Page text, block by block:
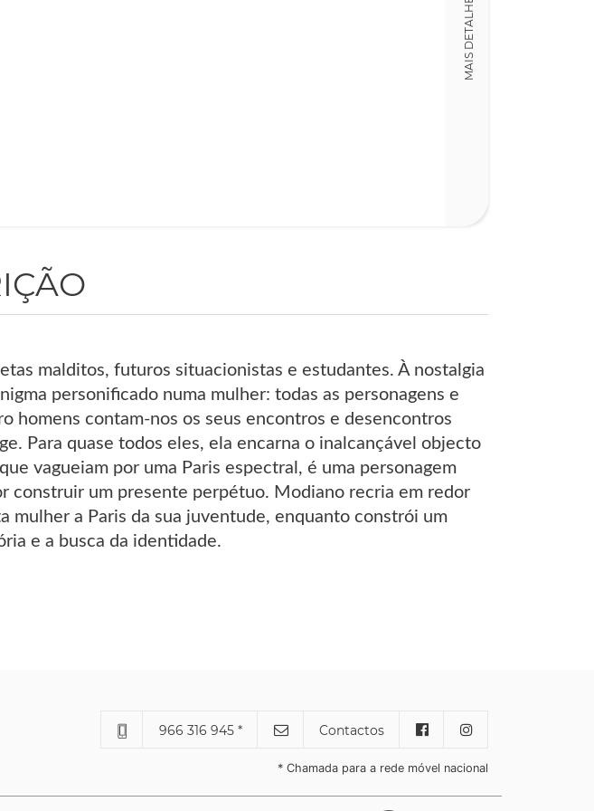
MAIS DETALHES
malditos, futuros situacionistas e estudantes. À nostalgia
personificado numa mulher: todas as personagens e
homens contam-nos os seus encontros e desencontros
Para quase todos eles, ela encarna o inalcançável objecto
vagueiam por uma Paris espectral, é uma personagem
construir um presente perpétuo. Modiano recria em redor
mulher a Paris da sua juventude, enquanto constrói um
e a busca da identidade.
966 316 945 * Contactos
* Chamada para a rede móvel nacional